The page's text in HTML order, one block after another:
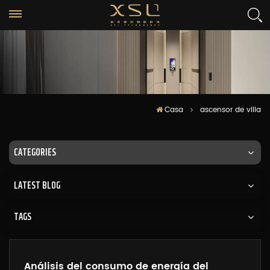
Casa ascensor de villa
CATEGORIES
LATEST BLOG
TAGS
Análisis del consumo de energía del